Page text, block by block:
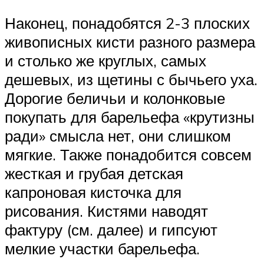
Наконец, понадобятся 2-3 плоских
живописных кисти разного размера
и столько же круглых, самых
дешевых, из щетины с бычьего уха.
Дорогие беличьи и колонковые
покупать для барельефа «крутизны
ради» смысла нет, они слишком
мягкие. Также понадобится совсем
жесткая и грубая детская
капроновая кисточка для
рисования. Кистями наводят
фактуру (см. далее) и гипсуют
мелкие участки барельефа.